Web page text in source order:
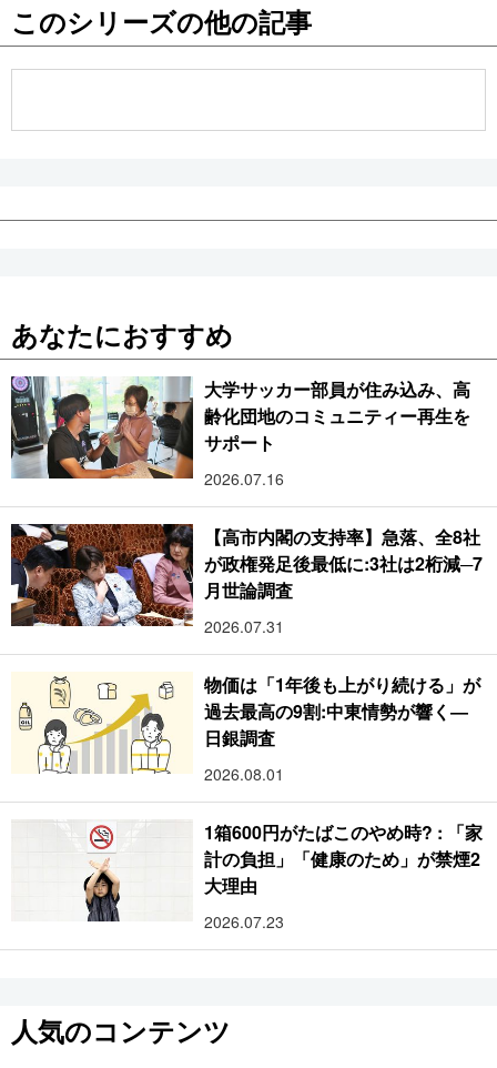
お知らせ
このシリーズの他の記事
あなたにおすすめ
大学サッカー部員が住み込み、高
齢化団地のコミュニティー再生を
サポート
2026.07.16
【高市内閣の支持率】急落、全8社
が政権発足後最低に:3社は2桁減─7
月世論調査
2026.07.31
物価は「1年後も上がり続ける」が
過去最高の9割:中東情勢が響く―
日銀調査
2026.08.01
1箱600円がたばこのやめ時? : 「家
計の負担」「健康のため」が禁煙2
大理由
2026.07.23
人気のコンテンツ